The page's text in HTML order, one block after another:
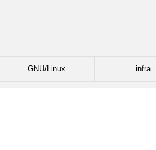
GNU/Linux infra